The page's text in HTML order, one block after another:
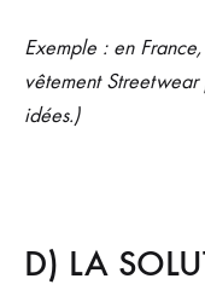
Exemple : en
vêtement
idées.)
D) LA